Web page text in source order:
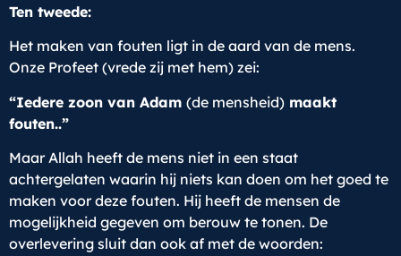
Ten tweede:
Het maken van fouten ligt in de aard van de mens.
Onze Profeet (vrede zij met hem) zei:
“Iedere zoon van Adam (de mensheid) maakt
fouten..”
Maar Allah heeft de mens niet in een staat
achtergelaten waarin hij niets kan doen om het goed te
maken voor deze fouten. Hij heeft de mensen de
mogelijkheid gegeven om berouw te tonen. De
overlevering sluit dan ook af met de woorden: